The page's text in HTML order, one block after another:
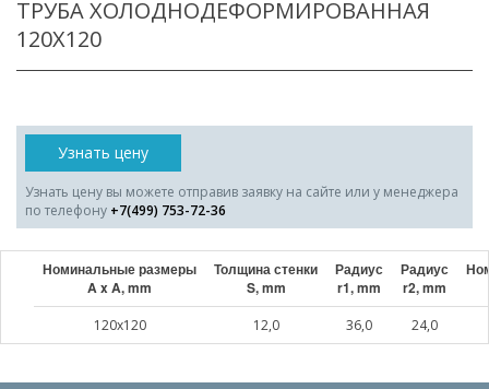
ТРУБА ХОЛОДНОДЕФОРМИРОВАННАЯ
120X120
Узнать цену
Узнать цену вы можете отправив заявку на сайте или у менеджера
по телефону +7(499) 753-72-36
Номинальные размеры
A x A, mm
Толщина стенки
S, mm
Радиус
r1, mm
Радиус
r2, mm
120x120 12,0 36,0 24,0